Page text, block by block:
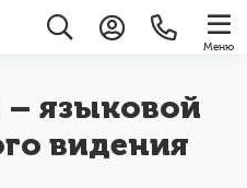
Меню
– языковой
видения